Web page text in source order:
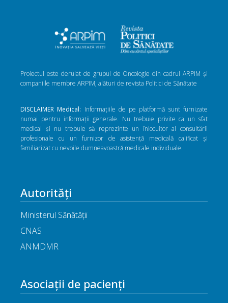
Proiectul este derulat de grupul de Oncologie din cadrul ARPIM și
companiile membre ARPIM, alături de revista Politici de Sănătate
DISCLAIMER Medical: Informațiile de pe platformă sunt furnizate
numai pentru informații generale. Nu trebuie privite ca un sfat
medical și nu trebuie să reprezinte un înlocuitor al consultării
profesionale cu un furnizor de asistență medicală calificat și
familiarizat cu nevoile dumneavoastră medicale individuale.
Autorități
Ministerul Sănătății
CNAS
ANMDMR
Asociații de pacienți